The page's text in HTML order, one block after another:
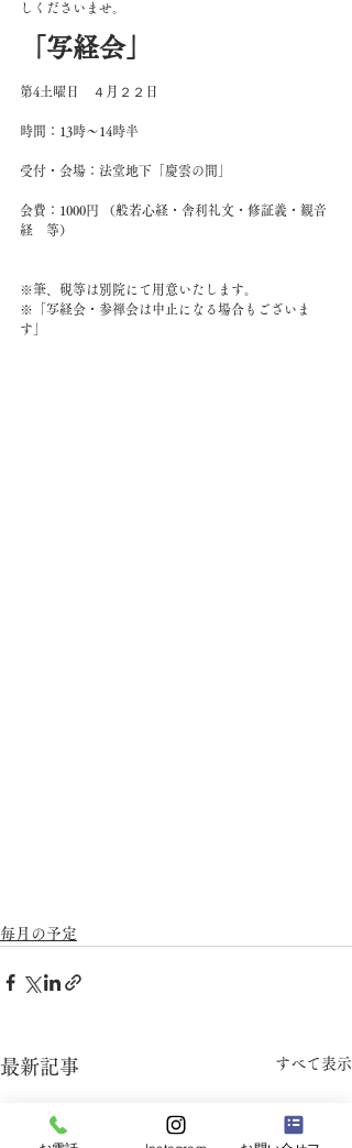
しくださいませ。
「写経会」
第4土曜日　４月２２日
時間：13時～14時半
受付・会場：法堂地下「慶雲の間」
会費：1000円 （般若心経・舎利礼文・修証義・観音
経　等）
※筆、硯等は別院にて用意いたします。
※「写経会・参禅会は中止になる場合もございま
す」
毎月の予定
最新記事 すべて表示